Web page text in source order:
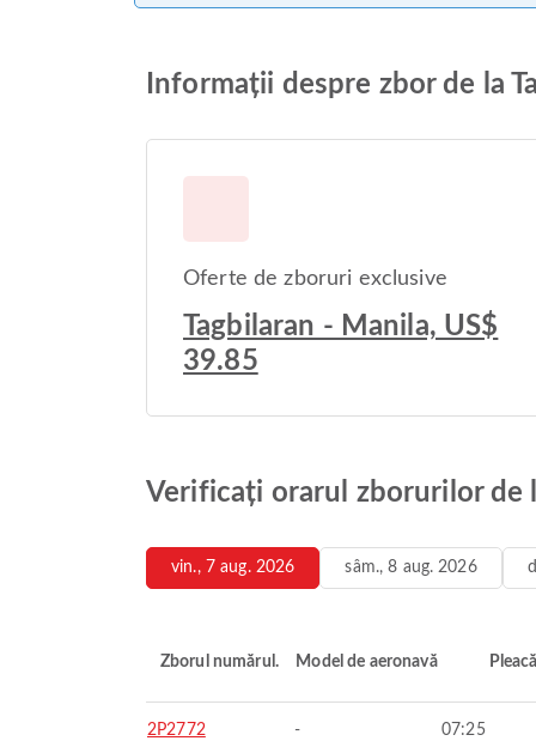
Informații despre zbor de la
Oferte de zboruri exclusive
Tagbilaran - Manila, US$
39.85
Verificați orarul zborurilor de
vin., 7 aug. 2026 sâm., 8 aug. 2026
Zborul numărul. Model de aeronavă
2P2772 - 07:25